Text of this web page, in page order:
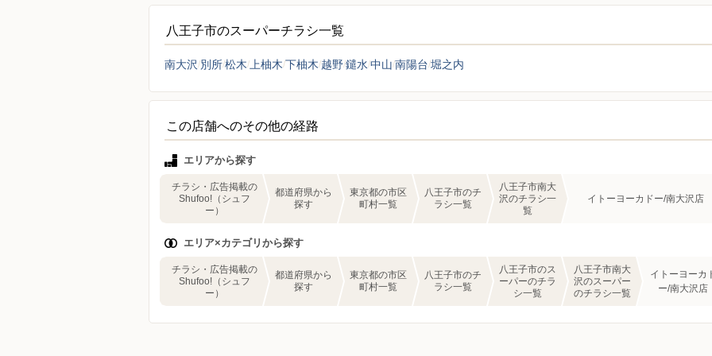
八王子市のスーパーチラシ一覧
南大沢 別所松木 上柚木 下柚木 越野鑓水 中山 南陽台 堀之内
この店舗へのその他の経路
エリアから探す
チラシ・広告掲載の
Shufoo!（シュフ
ー）
都道府県から
探す
東京都の市区
町村一覧
八王子市のチ
ラシ一覧
八王子市南大
沢のチラシ一
覧
イトーヨーカドー/南大沢店
エリア×カテゴリから探す
チラシ・広告掲載の
Shufoo!（シュフ
ー）
都道府県から
探す
東京都の市区
町村一覧
八王子市のチ
ラシ一覧
八王子市のス
ーパーのチラ
シ一覧
八王子市南大
沢のスーパー
のチラシ一覧
イトーヨーカ
ー/南大沢店